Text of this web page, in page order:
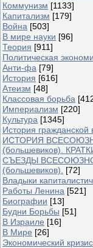
Коммунизм [1133]
Капитализм [179]
Война [503]
В мире науки [96]
Теория [911]
Политическая
Анти-фа [79]
История [616]
Атеизм [48]
Классовая борьба
Империализм [220]
Культура [1345]
История
ИСТОРИЯ
(большевиков).
СЪЕЗДЫ
(большевиков).
[72]
Владыки
Работы Ленина [521]
Биографии [13]
Будни Борьбы [51]
В Израиле [16]
В Мире [26]
Экономический кризис